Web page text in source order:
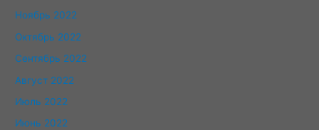
Ноябрь 2022
Октябрь 2022
Сентябрь 2022
Август 2022
Июль 2022
Июнь 2022